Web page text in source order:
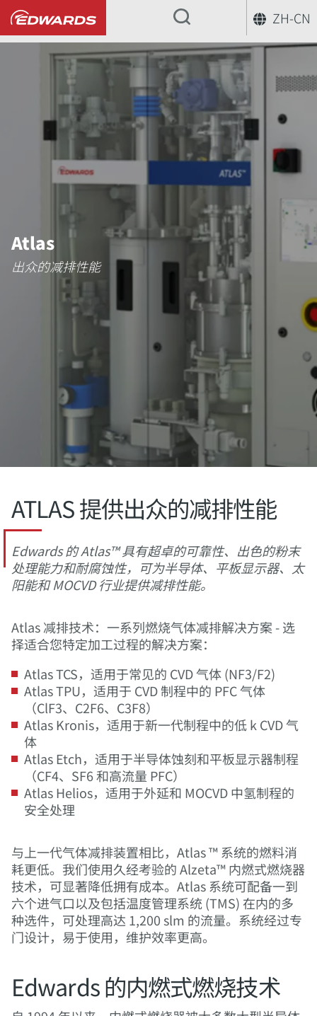
ZH-CN
...
Atlas
出众的减排性能
ATLAS 提供出众的减排性能
Edwards 的 Atlas™ 具有超卓的可靠性、出色的粉末
处理能力和耐腐蚀性，可为半导体、平板显示器、太
阳能和 MOCVD 行业提供减排性能。
Atlas 减排技术：一系列燃烧气体减排解决方案 - 选
择适合您特定加工过程的解决方案：
Atlas TCS，适用于常见的 CVD 气体 (NF3/F2)
Atlas TPU，适用于 CVD 制程中的 PFC 气体
（ClF3、C2F6、C3F8）
Atlas Kronis，适用于新一代制程中的低 k CVD 气
体
Atlas Etch，适用于半导体蚀刻和平板显示器制程
（CF4、SF6 和高流量 PFC）
Atlas Helios，适用于外延和 MOCVD 中氢制程的
安全处理
与上一代气体减排装置相比，Atlas ™ 系统的燃料消
耗更低。我们使用久经考验的 Alzeta™ 内燃式燃烧器
技术，可显著降低拥有成本。Atlas 系统可配备一到
六个进气口以及包括温度管理系统 (TMS) 在内的多
种选件，可处理高达 1,200 slm 的流量。系统经过专
门设计，易于使用，维护效率更高。
Edwards 的内燃式燃烧技术